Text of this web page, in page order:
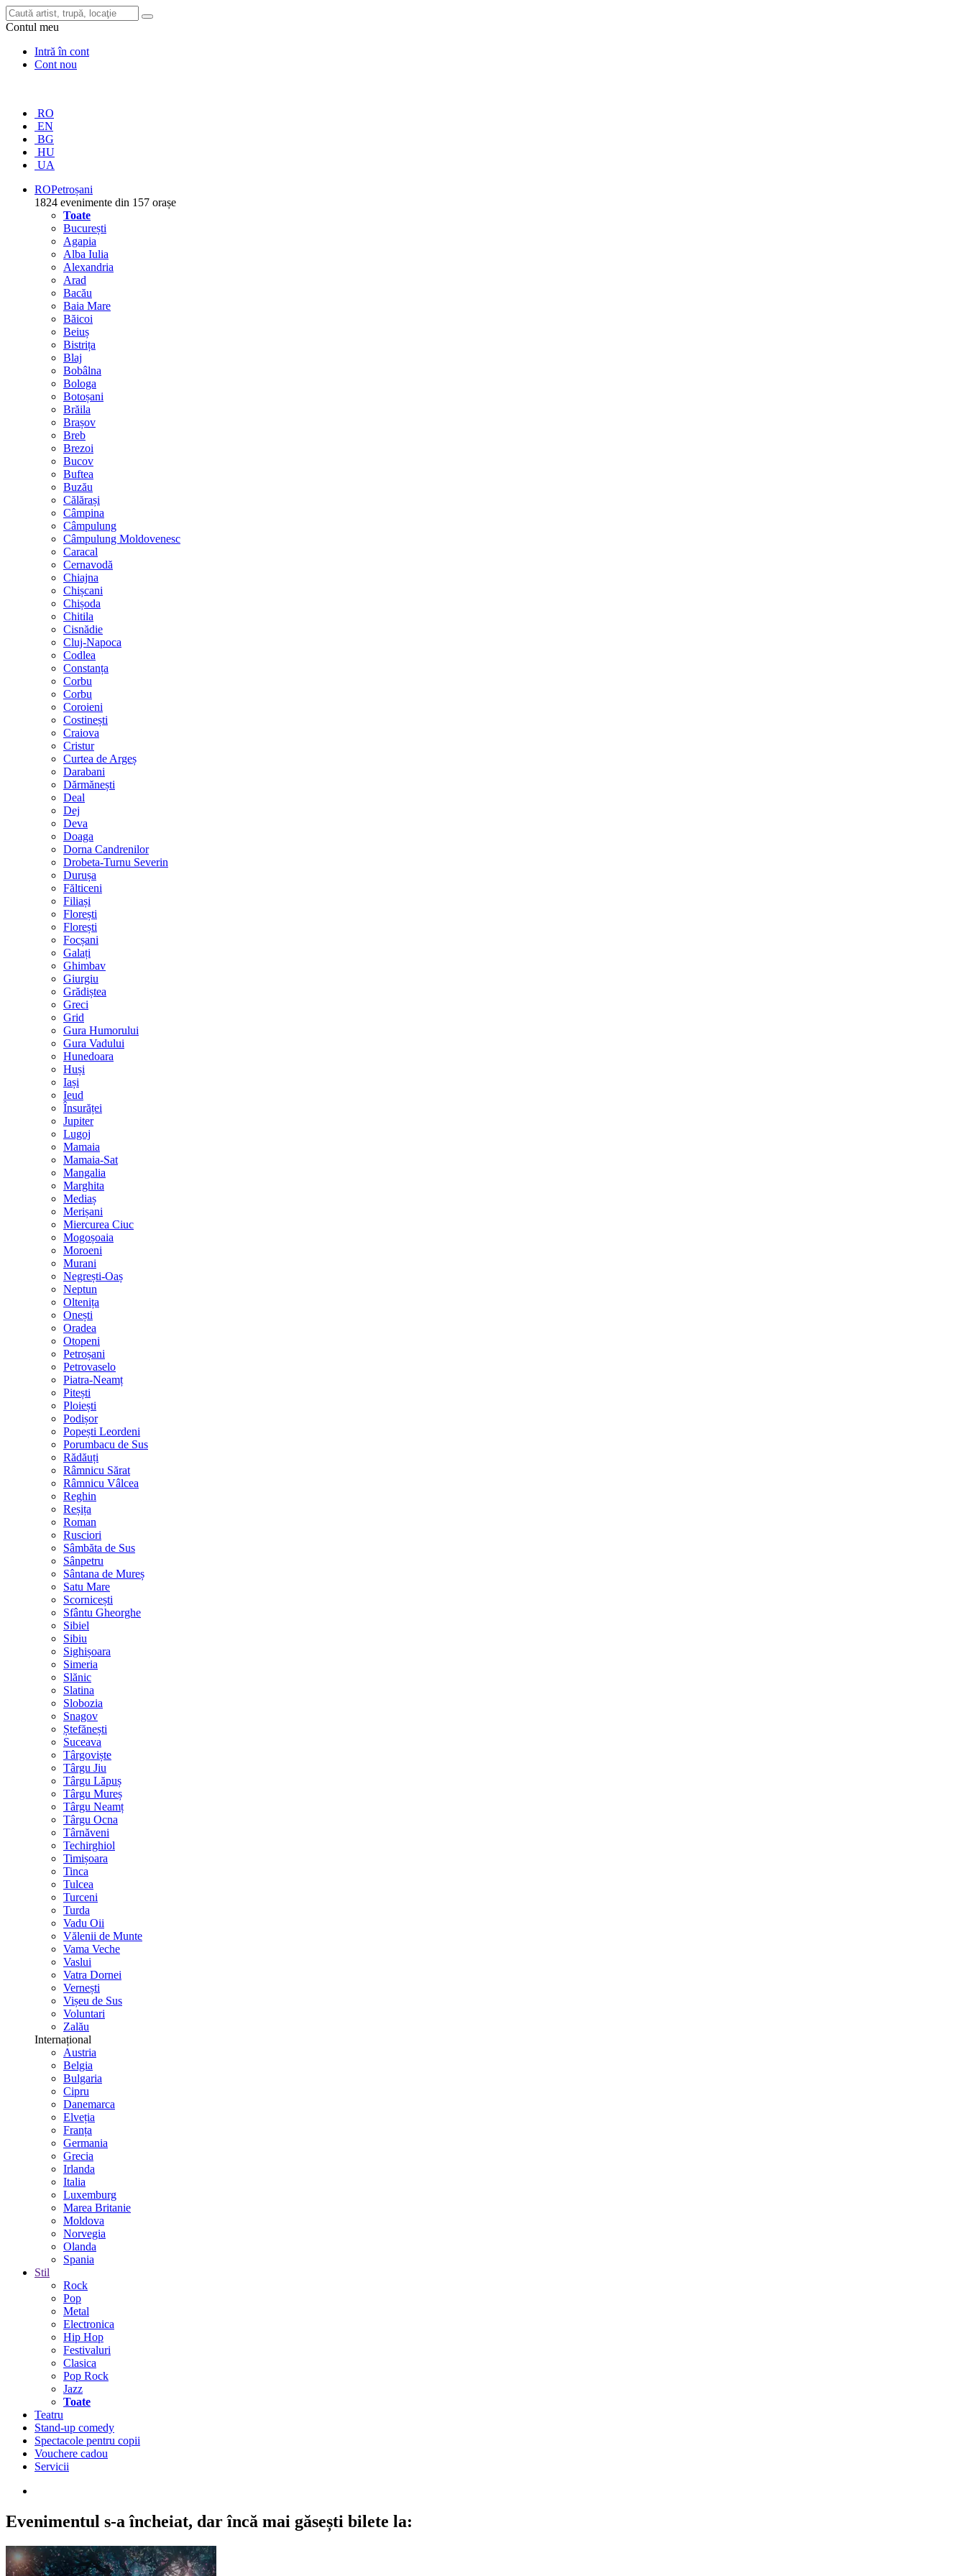
Contul meu
Intră în cont
Cont nou
RO
EN
BG
HU
UA
ROPetroșani
1824 evenimente din 157 orașe
Toate
București
Agapia
Alba Iulia
Alexandria
Arad
Bacău
Baia Mare
Băicoi
Beiuș
Bistrița
Blaj
Bobâlna
Bologa
Botoșani
Brăila
Brașov
Breb
Brezoi
Bucov
Buftea
Buzău
Călărași
Câmpina
Câmpulung
Câmpulung Moldovenesc
Caracal
Cernavodă
Chiajna
Chișcani
Chișoda
Chitila
Cisnădie
Cluj-Napoca
Codlea
Constanța
Corbu
Corbu
Coroieni
Costinești
Craiova
Cristur
Curtea de Argeș
Darabani
Dărmănești
Deal
Dej
Deva
Doaga
Dorna Candrenilor
Drobeta-Turnu Severin
Durușa
Fălticeni
Filiași
Florești
Florești
Focșani
Galați
Ghimbav
Giurgiu
Grădiștea
Greci
Grid
Gura Humorului
Gura Vadului
Hunedoara
Huși
Iași
Ieud
Însurăței
Jupiter
Lugoj
Mamaia
Mamaia-Sat
Mangalia
Marghita
Mediaș
Merișani
Miercurea Ciuc
Mogoșoaia
Moroeni
Murani
Negrești-Oaș
Neptun
Oltenița
Onești
Oradea
Otopeni
Petroșani
Petrovaselo
Piatra-Neamț
Pitești
Ploiești
Podișor
Popești Leordeni
Porumbacu de Sus
Rădăuți
Râmnicu Sărat
Râmnicu Vâlcea
Reghin
Reșița
Roman
Rusciori
Sâmbăta de Sus
Sânpetru
Sântana de Mureș
Satu Mare
Scornicești
Sfântu Gheorghe
Sibiel
Sibiu
Sighișoara
Simeria
Slănic
Slatina
Slobozia
Snagov
Ștefănești
Suceava
Târgoviște
Târgu Jiu
Târgu Lăpuș
Târgu Mureș
Târgu Neamț
Târgu Ocna
Târnăveni
Techirghiol
Timișoara
Tinca
Tulcea
Turceni
Turda
Vadu Oii
Vălenii de Munte
Vama Veche
Vaslui
Vatra Dornei
Vernești
Vișeu de Sus
Voluntari
Zalău
Internațional
Austria
Belgia
Bulgaria
Cipru
Danemarca
Elveția
Franța
Germania
Grecia
Irlanda
Italia
Luxemburg
Marea Britanie
Moldova
Norvegia
Olanda
Spania
Stil
Rock
Pop
Metal
Electronica
Hip Hop
Festivaluri
Clasica
Pop Rock
Jazz
Toate
Teatru
Stand-up comedy
Spectacole pentru copii
Vouchere cadou
Servicii
Evenimentul s-a încheiat, dar încă mai găsești bilete la: